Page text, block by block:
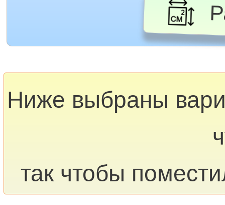
Ниже выбраны
так чтобы